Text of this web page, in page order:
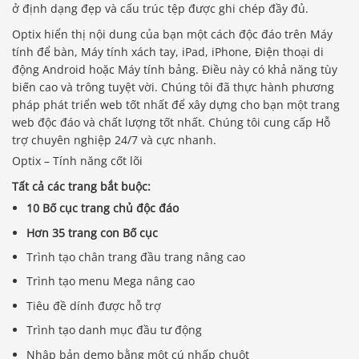
ở định dạng đẹp và cấu trúc tệp được ghi chép đầy đủ.
Optix hiển thị nội dung của bạn một cách độc đáo trên Máy
tính để bàn, Máy tính xách tay, iPad, iPhone, Điện thoại di
động Android hoặc Máy tính bảng. Điều này có khả năng tùy
biến cao và trông tuyệt vời. Chúng tôi đã thực hành phương
pháp phát triển web tốt nhất để xây dựng cho bạn một trang
web độc đáo và chất lượng tốt nhất. Chúng tôi cung cấp Hỗ
trợ chuyên nghiệp 24/7 và cực nhanh.
Optix – Tính năng cốt lõi
Tất cả các trang bắt buộc:
10 Bố cục trang chủ độc đáo
Hơn 35 trang con Bố cục
Trình tạo chân trang đầu trang nâng cao
Trình tạo menu Mega nâng cao
Tiêu đề dính được hỗ trợ
Trình tạo danh mục đầu tư động
Nhập bản demo bằng một cú nhấp chuột